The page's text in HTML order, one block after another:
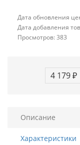
Дата обновления
Дата добавления
Просмотров: 383
4 179 ₽
Описание
Характеристики